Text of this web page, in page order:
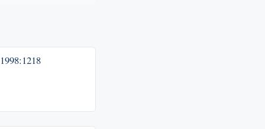
1998:1218